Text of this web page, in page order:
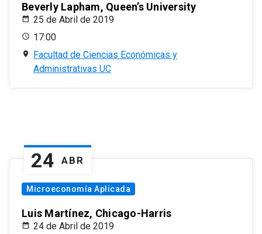
Beverly Lapham, Queen’s University
25 de Abril de 2019
17:00
Facultad de Ciencias Económicas y
Administrativas UC
24 ABR
Microeconomía Aplicada
Luis Martínez, Chicago-Harris
24 de Abril de 2019